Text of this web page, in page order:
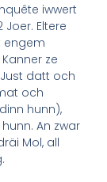
iwwert
Joer. Eltere
engem
ze
datt och
och
hunn),
An zwar
Mol, all